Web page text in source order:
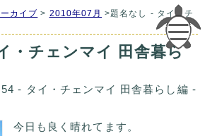
カイブ > 2010年07月 >題名なし - タイ・チ
・チェンマイ 田舎暮ら
- タイ・チェンマイ 田舎暮らし編 -
今日も良く晴れてます。